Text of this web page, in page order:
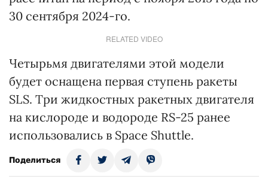
30 сентября 2024-го.
RELATED VIDEO
Четырьмя двигателями этой модели
будет оснащена первая ступень ракеты
SLS. Три жидкостных ракетных двигателя
на кислороде и водороде RS-25 ранее
использовались в Space Shuttle.
Поделиться